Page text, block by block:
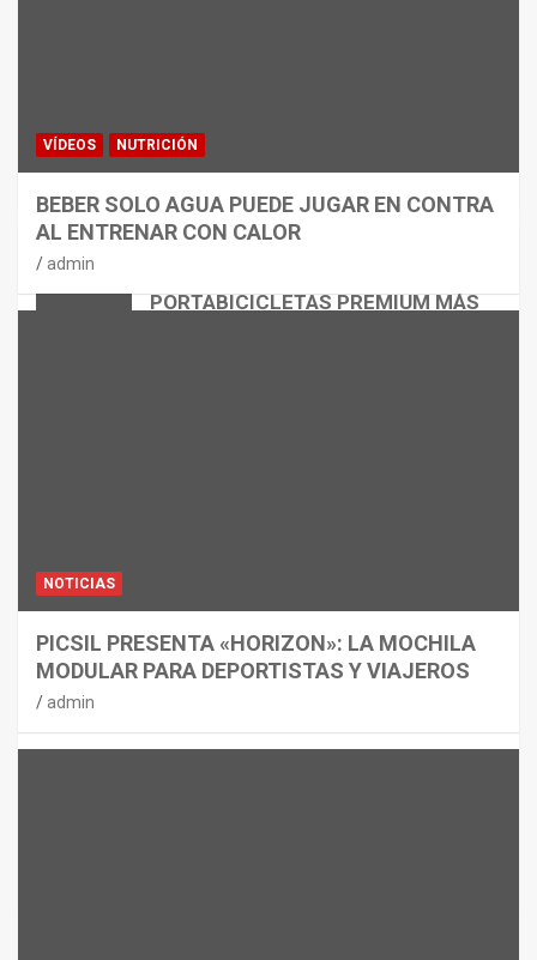
PORTABICICLETAS PREMIUM MÁS
VÍDEOS NUTRICIÓN
BEBER SOLO AGUA PUEDE JUGAR EN CONTRA
AL ENTRENAR CON CALOR
admin
NOTICIAS
PICSIL PRESENTA «HORIZON»: LA MOCHILA
MODULAR PARA DEPORTISTAS Y VIAJEROS
admin